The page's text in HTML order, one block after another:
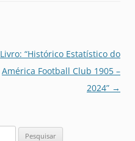
Livro: “Histórico Estatístico do
América Football Club 1905 –
2024” →